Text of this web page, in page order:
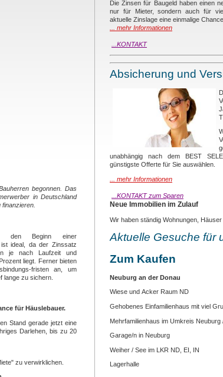
begonnen. Das
in Deutschland
den Beginn einer
ist ideal, da der Zinssatz
je nach Laufzeit und
liegt. Ferner bieten
fristen an, um
lange zu sichern.
für Häuslebauer.
Stand gerade jetzt eine
Darlehen, bis zu 20
zu verwirklichen.
Die Zinsen für Baugeld haben einen
nur für Mieter, sondern auch für
aktuelle Zinslage eine einmalige
... mehr Informationen
...KONTAKT
Absicherung und
unabhängig nach dem BEST
günstigste Offerte für Sie auswählen.
... mehr Informationen
...KONTAKT zum Sparen
Neue Immobilien im Zulauf
Wir haben ständig Wohnungen,
Aktuelle Gesuche für
Zum Kaufen
Neuburg an der Donau
Wiese und Acker Raum ND
Gehobenes Einfamilienhaus mit viel
Mehrfamilienhaus im Umkreis Neuburg
Garage/n in Neuburg
Weiher / See im LKR ND, EI, IN
Lagerhalle